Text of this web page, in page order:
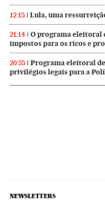
12:15 Lula, uma
21:14
O programa eleitoral
impostos para os ricos e
20:55
Programa eleitoral
privilégios legais para a
NEWSLETTERS